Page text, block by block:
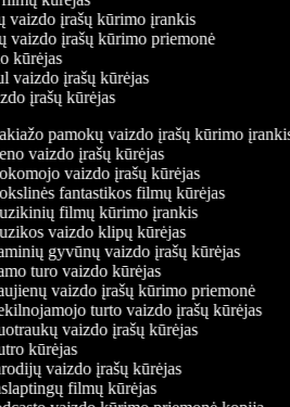
vaizdo įrašų kūrimo įrankis
vaizdo įrašų kūrimo priemonė
kūrėjas
vaizdo įrašų kūrėjas
įrašų kūrėjas
pamokų vaizdo įrašų kūrimo įrankis
vaizdo įrašų kūrėjas
vaizdo įrašų kūrėjas
fantastikos filmų kūrėjas
filmų kūrimo įrankis
vaizdo klipų kūrėjas
gyvūnų vaizdo įrašų kūrėjas
turo vaizdo kūrėjas
vaizdo įrašų kūrimo priemonė
turto vaizdo įrašų kūrėjas
vaizdo įrašų kūrėjas
kūrėjas
vaizdo įrašų kūrėjas
filmų kūrėjas